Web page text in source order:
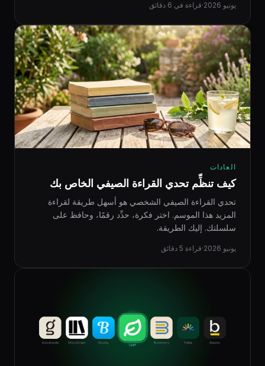
يونيو 2026 ·قراءة في 6 دقائق
العادات
كيف تنظِّم تحدي القراءة الصيفي الخاص بك
تحدي القراءة الصيفي الشخصي هو أسهل طريقة لقراءة
المزيد هذا الموسم. اختر فكرة، حدِّد رقمًا، وحافظ على
سلسلتك. إليك الطريقة.
يونيو 2026 ·قراءة 5 دقائق